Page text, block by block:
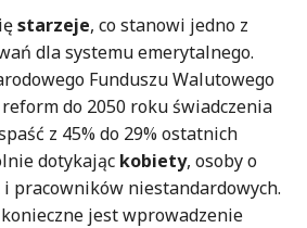
starzeje, co stanowi jedno z
dla systemu emerytalnego.
Funduszu Walutowego
do 2050 roku świadczenia
z 45% do 29% ostatnich
dotykając kobiety, osoby o
i pracowników niestandardowych.
jest wprowadzenie